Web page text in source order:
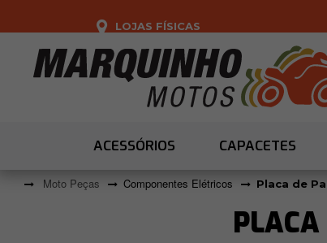
LOJAS FÍSICAS
ACESSÓRIOS CAPACETES
Moto Peças Componentes Elétricos Placa de